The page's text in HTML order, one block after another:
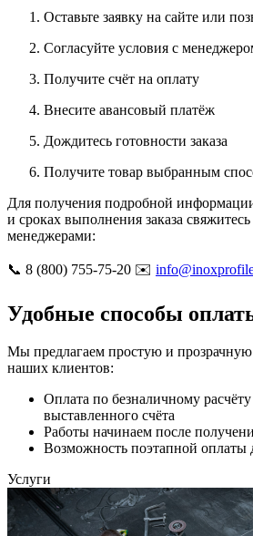
Оставьте заявку на сайте или
Согласуйте условия с
Получите счёт на оплату
Внесите авансовый платёж
Дождитесь готовности заказа
Получите товар выбранным
Для получения подробной
и сроках выполнения заказа
менеджерами:
📞 8 (800) 755-75-20 ✉️
Удобные способы
Мы предлагаем простую и
наших клиентов:
Оплата по безналичному
выставленного счёта
Работы начинаем после
Возможность поэтапной оплаты
Услуги